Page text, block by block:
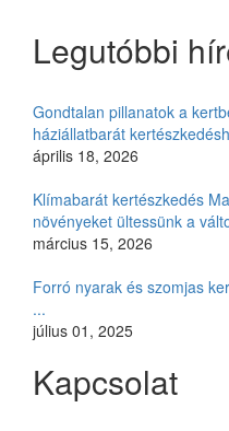
Legutóbbi
Gondtalan pillanatok a
háziállatbarát
április 18, 2026
Klímabarát kertészkedés
növényeket ültessünk a
március 15, 2026
Forró nyarak és szomjas
...
július 01, 2025
Kapcsolat